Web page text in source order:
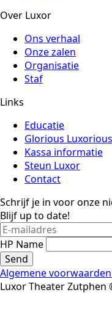
Over Luxor
Ons verhaal
Onze zalen
Organisatie
Staf
Links
Educatie
Glorious Luxorious
Kassa informatie
Steun Luxor
Contact
Schrijf je in voor onze
Blijf up to date!
HP Name
Send
Algemene voorwaarden
Luxor Theater Zutphen